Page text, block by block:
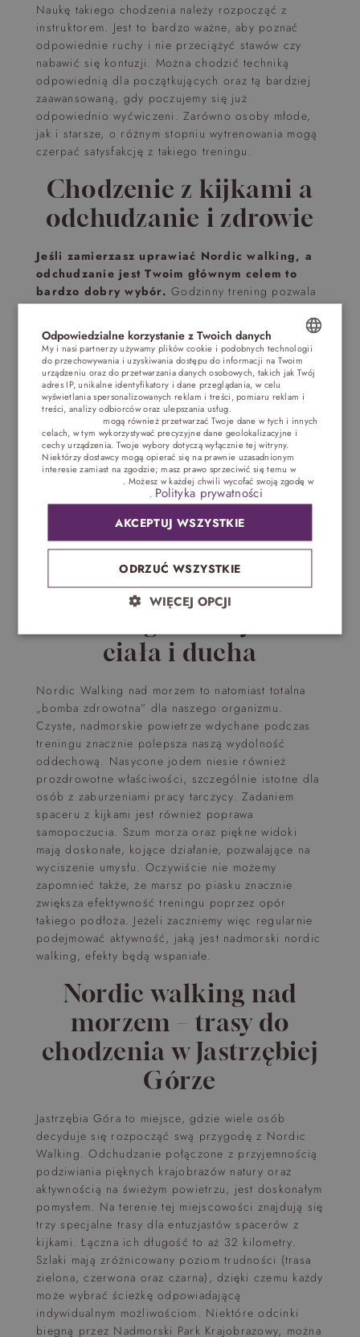
Naukę takiego chodzenia należy rozpocząć z
instruktorem. Jest to bardzo ważne, aby poznać
odpowiednie ruchy i nie przeciążyć stawów czy
nabawić się kontuzji. Można chodzić techniką
odpowiednią dla początkujących oraz tą bardziej
zaawansowaną, gdy poczujemy się już
odpowiednio wyćwiczeni. Zarówno osoby młode,
jak i starsze, o różnym stopniu wytrenowania mogą
czerpać satysfakcję z takiego treningu.
Chodzenie z kijkami a
odchudzanie i zdrowie
Jeśli zamierzasz uprawiać Nordic walking, a
odchudzanie jest Twoim głównym celem to
bardzo dobry wybór. Godzinny trening pozwala
spalić około 400 kalorii, czyli około 100 więcej niż
nogi, uda, pośladki, aktywuje mięśnie i wzmacnia
całą sylwetkę. Dzięki regularnemu uprawianiu
takiego spaceru Nordic Walking, odchudzanie
będzie efektywniejsze, zakładając oczywiście
odpowiednie odżywianie.Wyszczuplenie ciała to
nie jedyna korzyść płynąca z uprawiania tego
sportu. Poprawia wydolność oddechową oraz
ogólną kondycję, pomaga pozbyć się
powracających bólów głowy, szyi, ramion,
redukuje działanie stresu.Polecany jest dla
osób starszych, otyłych oraz tych, którzy nie mogą
wykonywać obciążających stawy i kolana ćwiczeń.
Nadmorski nordic
ciała i ducha
Nordic Walking nad morzem to natomiast totalna
„bomba zdrowotna” dla naszego organizmu.
Czyste, nadmorskie powietrze wdychane podczas
treningu znacznie polepsza naszą wydolność
oddechową. Nasycone jodem niesie również
prozdrowotne właściwości, szczególnie istotne dla
osób z zaburzeniami pracy tarczycy. Zadaniem
spaceru z kijkami jest również poprawa
samopoczucia. Szum morza oraz piękne widoki
mają doskonałe, kojące działanie, pozwalające na
wyciszenie umysłu. Oczywiście nie możemy
zapomnieć także, że marsz po piasku znacznie
zwiększa efektywność treningu poprzez opór
takiego podłoża. Jeżeli zaczniemy więc regularnie
podejmować aktywność, jaką jest nadmorski nordic
walking, efekty będą wspaniałe.
Nordic walking nad
morzem – trasy do
chodzenia w Jastrzębiej
Górze
Jastrzębia Góra to miejsce, gdzie wiele osób
decyduje się rozpocząć swą przygodę z Nordic
Walking. Odchudzanie połączone z przyjemnością
podziwiania pięknych krajobrazów natury oraz
aktywnością na świeżym powietrzu, jest doskonałym
pomysłem. Na terenie tej miejscowości znajdują się
trzy specjalne trasy dla entuzjastów spacerów z
kijkami. Łączna ich długość to aż 32 kilometry.
Szlaki mają zróżnicowany poziom trudności (trasa
zielona, czerwona oraz czarna), dzięki czemu każdy
może wybrać ścieżkę odpowiadającą
indywidualnym możliwościom. Niektóre odcinki
biegną przez Nadmorski Park Krajobrazowy, można
POLISH
ENGLISH
GERMAN
CZECH
Odpowiedzialne korzystanie z Twoich danych
My i nasi partnerzy używamy plików cookie i podobnych technologii
do przechowywania i uzyskiwania dostępu do informacji na Twoim
urządzeniu oraz do przetwarzania danych osobowych, takich jak Twój
adres IP, unikalne identyfikatory i dane przeglądania, w celu
wyświetlania spersonalizowanych reklam i treści, pomiaru reklam i
treści, analizy odbiorców oraz ulepszania usług.
mogą również przetwarzać Twoje dane w tych i innych
celach, w tym wykorzystywać precyzyjne dane geolokalizacyjne i
cechy urządzenia. Twoje wybory dotyczą wyłącznie tej witryny.
Niektórzy dostawcy mogą opierać się na prawnie uzasadnionym
interesie zamiast na zgodzie; masz prawo sprzeciwić się temu w
. Możesz w każdej chwili wycofać swoją zgodę w
. Polityka prywatności
AKCEPTUJ WSZYSTKIE
ODRZUĆ WSZYSTKIE
WIĘCEJ OPCJI